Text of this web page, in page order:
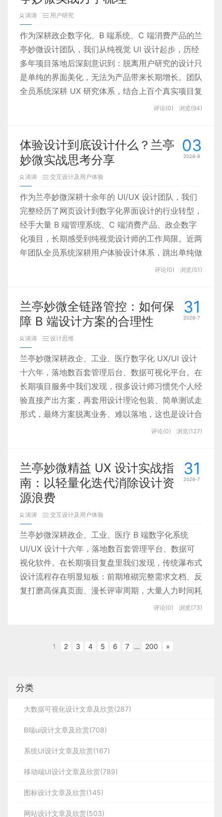
涛涛 用户研究
作为深耕政企数字化、B 端系统、C 端消费产品的兰
亭妙微设计团队，我们从纯视觉 UI 设计起步，历经
多年项目落地后深刻意识到：脱离用户研究的设计只
是单纯的界面美化，无法为产品带来长期增长。团队
全员系统深耕 UX 研究体系，结合上百个真实项目复
盘、行业经典理论与实战工具，整理出一套可直接落
用户研究设计闭环。
评论(0) 浏览(94)
03
2026-8
体验设计到底设计什么？兰亭
妙微实战思考分享
涛涛 交互设计及用户体验
作为兰亭妙微深耕十余年的 UI/UX 设计团队，我们
完整经历了网页设计到数字化界面设计的行业转型，
经手大量 B 端管理系统、C 端消费产品、政企数字
化项目，长期感受到纯视觉设计师的工作局限。近两
年团队全员系统深耕用户体验设计体系，跳出单纯做
视觉美化的固有思维，梳理出体验设计完整底层逻
评论(0) 浏览(51)
31
2026-7
兰亭妙微全链路管控：如何保
障 B 端设计方案的合理性
涛涛 设计思维
兰亭妙微深耕政企、工业、医疗数字化 UX/UI 设计
十六年，落地数百套管理后台、数据可视化平台。在
长期项目服务中我们发现，很多设计师习惯凭个人经
验直接产出方案，再套用设计理论包装、简单测试走
形式，最终方案脱离业务、难以落地，这也是设计合
理性缺失的核心根源。单纯依靠设计方法与上线反馈
管控体系，才能从源头规避主观偏差，让设计兼顾用
户、业务、技术三方诉求。
评论(0) 浏览(127)
31
2026-7
兰亭妙微精益 UX 设计实战指
南：以轻量化迭代消除设计资
源浪费
涛涛 交互设计及用户体验
兰亭妙微深耕政企、工业、医疗 B 端数字化系统
UI/UX 设计十六年，落地数百套管理平台、数据可
视化软件。在长期项目复盘里我们发现，传统瀑布式
设计流程存在明显短板：前期堆砌完整需求文档、反
复打磨高保真页面、漫长评审周期，大量人力时间耗
费在未经用户验证的功能上，上线后才发现大量功能
作 - 检验闭环为核心，弱化冗余文档、强化跨团队
评论(0) 浏览(73)
1 2 3 4 5 6 7 ... 200 »
分类
大数据可视化设计文章及欣赏(287)
B端ui设计文章及欣赏(708)
系统UI设计文章及欣赏(167)
移动端UI设计文章及欣赏(789)
图标设计文章及欣赏(145)
网站设计文章及欣赏(503)